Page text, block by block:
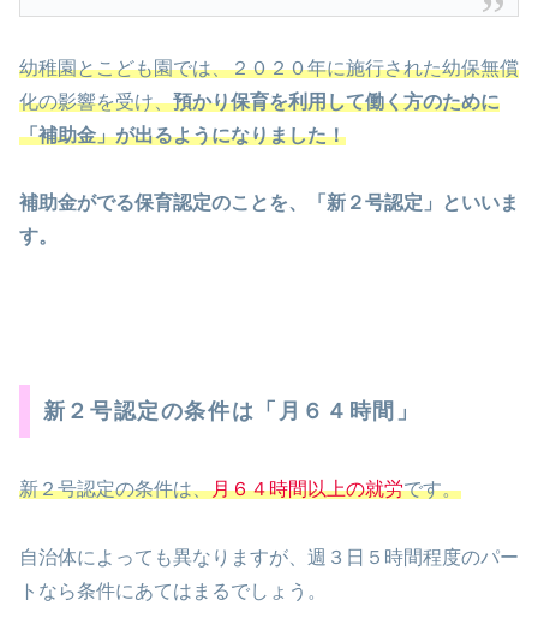
幼稚園とこども園では、２０２０年に施行された幼保無償
化の影響を受け、預かり保育を利用して働く方のために
「補助金」が出るようになりました！
補助金がでる保育認定のことを、「新２号認定」といいま
す。
新２号認定の条件は「月６４時間」
新２号認定の条件は、月６４時間以上の就労です。
自治体によっても異なりますが、週３日５時間程度のパー
トなら条件にあてはまるでしょう。